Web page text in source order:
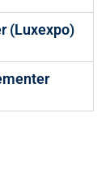
(Luxexpo)